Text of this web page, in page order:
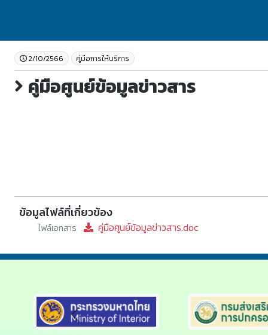
2/10/2566 คู่มือการให้บริการ
คู่มือศูนย์ข้อมูลข่าวสาร
ข้อมูลไฟล์ที่เกี่ยวข้อง
ไฟล์เอกสาร คู่มือศูนย์ข้อมูลข่าวสาร.doc
Previous